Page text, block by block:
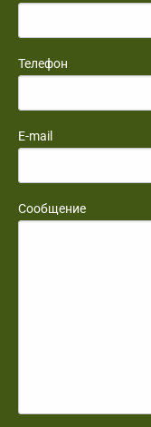
Телефон
E-mail
Сообщение